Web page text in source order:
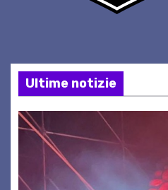
Ultime notizie